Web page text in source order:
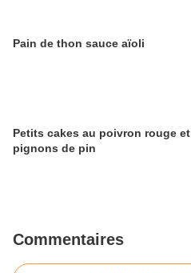
Pain de thon sauce aïoli
Petits cakes au poivron rouge et
pignons de pin
Commentaires